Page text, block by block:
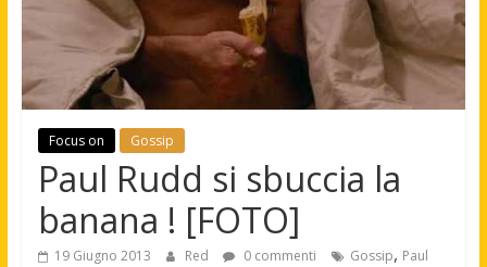
Focus on Gossip
Paul Rudd si sbuccia la
banana ! [FOTO]
19 Giugno 2013 Red 0 commenti Gossip, Paul